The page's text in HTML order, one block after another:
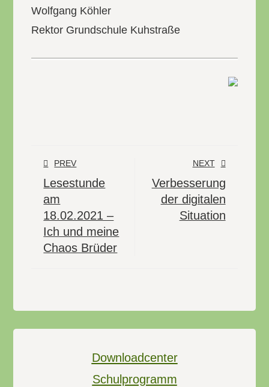
Wolfgang Köhler
Rektor Grundschule Kuhstraße
PREV
Lesestunde
am
18.02.2021 –
Ich und meine
Chaos Brüder
NEXT
Verbesserung
der digitalen
Situation
Downloadcenter
Schulprogramm